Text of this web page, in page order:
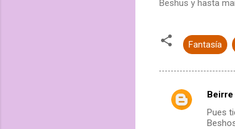
Beshus y hasta
Fantasía
C
Beirre
Pues